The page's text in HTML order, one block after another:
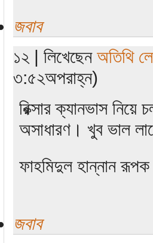
জবাব
১২ | লিখেছেন অতিথি
৩:৫২অপরাহ্ন)
রিক্সার ক্যানভাস
অসাধারণ। খুব ভাল
ফাহমিদুল হান্নান রূপক
জবাব